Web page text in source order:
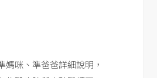
咪、準爸爸詳細說明，